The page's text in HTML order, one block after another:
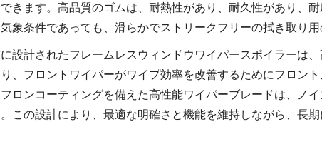
きます。高品質のゴムは、耐熱性があり、耐久性があり、
象条件であっても、滑らかでストリークフリーの拭き取り
設計されたフレームレスウィンドウワイパースポイラーは
、フロントワイパーがワイプ効率を改善するためにフロン
ロンコーティングを備えた高性能ワイパーブレードは、ノ
。この設計により、最適な明確さと機能を維持しながら、長